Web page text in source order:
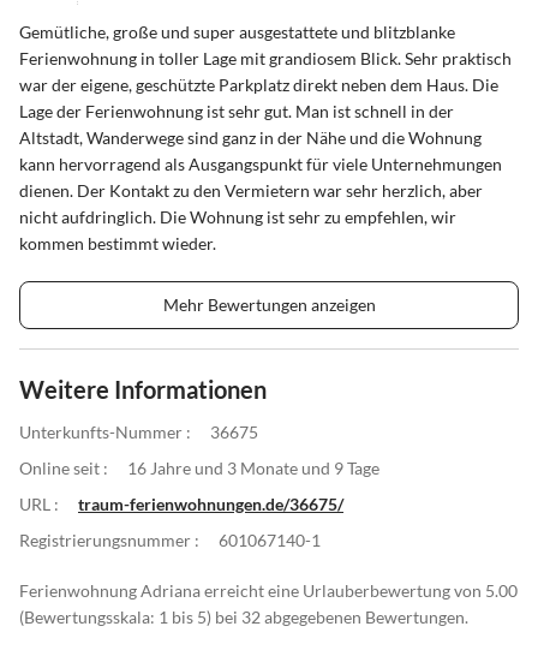
Gemütliche, große und super ausgestattete und blitzblanke
Ferienwohnung in toller Lage mit grandiosem Blick. Sehr praktisch
war der eigene, geschützte Parkplatz direkt neben dem Haus. Die
Lage der Ferienwohnung ist sehr gut. Man ist schnell in der
Altstadt, Wanderwege sind ganz in der Nähe und die Wohnung
kann hervorragend als Ausgangspunkt für viele Unternehmungen
dienen. Der Kontakt zu den Vermietern war sehr herzlich, aber
nicht aufdringlich. Die Wohnung ist sehr zu empfehlen, wir
kommen bestimmt wieder.
Mehr Bewertungen anzeigen
Weitere Informationen
Unterkunfts-Nummer :
36675
Online seit :
16 Jahre und 3 Monate und 9 Tage
URL :
traum-ferienwohnungen.de/36675/
Registrierungsnummer :
601067140-1
Ferienwohnung Adriana erreicht eine Urlauberbewertung von 5.00
(Bewertungsskala: 1 bis 5) bei 32 abgegebenen Bewertungen.